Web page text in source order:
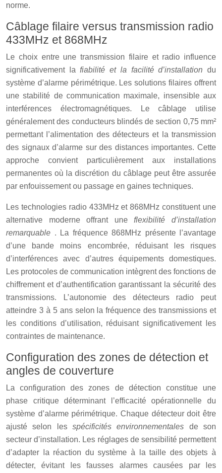
norme.
Câblage filaire versus transmission radio
433MHz et 868MHz
Le choix entre une transmission filaire et radio influence
significativement lafiabilité et la facilité d’installationdu
système d’alarme périmétrique. Les solutions filaires offrent
une stabilité de communication maximale, insensible aux
interférences électromagnétiques. Le câblage utilise
généralement des conducteurs blindés de section 0,75 mm²
permettant l’alimentation des détecteurs et la transmission
des signaux d’alarme sur des distances importantes. Cette
approche convient particulièrement aux installations
permanentes où la discrétion du câblage peut être assurée
par enfouissement ou passage en gaines techniques.
Les technologies radio 433MHz et 868MHz constituent une
alternative moderne offrant uneflexibilité d’installation
remarquable . La fréquence 868MHz présente l’avantage
d’une bande moins encombrée, réduisant les risques
d’interférences avec d’autres équipements domestiques.
Les protocoles de communication intègrent des fonctions de
chiffrement et d’authentification garantissant la sécurité des
transmissions. L’autonomie des détecteurs radio peut
atteindre 3 à 5 ans selon la fréquence des transmissions et
les conditions d’utilisation, réduisant significativement les
contraintes de maintenance.
Configuration des zones de détection et
angles de couverture
La configuration des zones de détection constitue une
phase critique déterminant l’efficacité opérationnelle du
système d’alarme périmétrique. Chaque détecteur doit être
ajusté selon les spécificités environnementales de son
secteur d’installation. Les réglages de sensibilité permettent
d’adapter la réaction du système à la taille des objets à
détecter, évitant les fausses alarmes causées par les